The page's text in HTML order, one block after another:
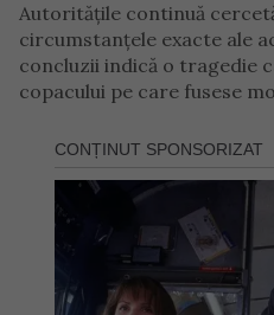
Autoritățile continuă
circumstanțele exacte ale
concluzii indică o tragedie
copacului pe care fusese